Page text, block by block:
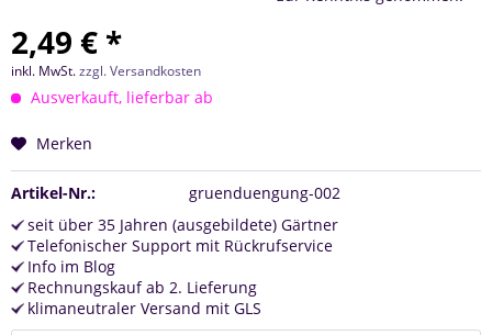
2,49 € *
inkl. MwSt.zzgl. Versandkosten
Ausverkauft, lieferbar ab
Merken
Artikel-Nr.:
gruenduengung-002
seit über 35 Jahren (ausgebildete) Gärtner
Telefonischer Support mit Rückrufservice
Info im Blog
Rechnungskauf ab 2. Lieferung
klimaneutraler Versand mit GLS